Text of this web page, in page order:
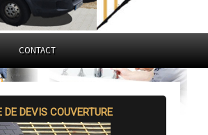
CONTACT
DE DEVIS COUVERTURE